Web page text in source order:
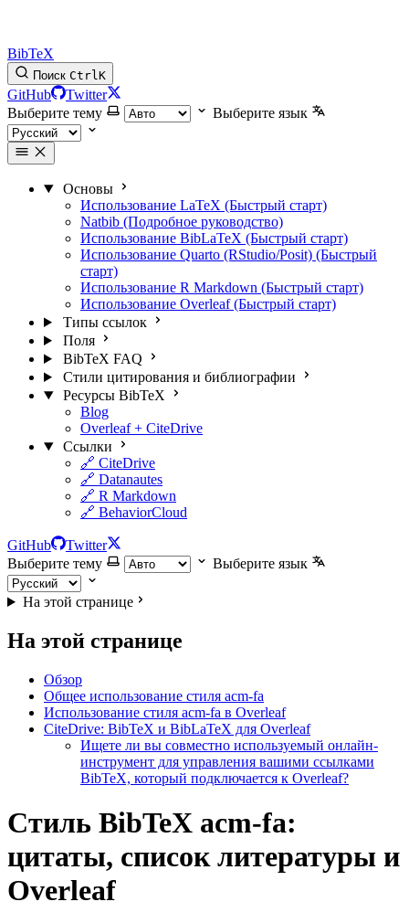
BibTeX
Поиск CtrlK
GitHub
Twitter
Выберите тему
Выберите язык
Основы
Использование LaTeX (Быстрый старт)
Natbib (Подробное руководство)
Использование BibLaTeX (Быстрый старт)
Использование Quarto (RStudio/Posit) (Быстрый
старт)
Использование R Markdown (Быстрый старт)
Использование Overleaf (Быстрый старт)
Типы ссылок
Поля
BibTeX FAQ
Стили цитирования и библиографии
Ресурсы BibTeX
Blog
Overleaf + CiteDrive
Ссылки
🔗 CiteDrive
🔗 Datanautes
🔗 R Markdown
🔗 BehaviorCloud
GitHub
Twitter
Выберите тему
Выберите язык
На этой странице
На этой странице
Обзор
Общее использование стиля acm-fa
Использование стиля acm-fa в Overleaf
CiteDrive: BibTeX и BibLaTeX для Overleaf
Ищете ли вы совместно используемый онлайн-
инструмент для управления вашими ссылками
BibTeX, который подключается к Overleaf?
Стиль BibTeX acm-fa:
цитаты, список литературы и
Overleaf